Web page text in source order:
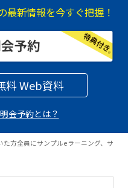
最新情報を今すぐ把握！
料 Web資料
会予約とは？
方全員にサンプルeラーニング、サ